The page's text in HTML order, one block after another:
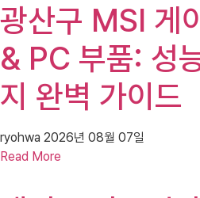
광산구 MSI 게
& PC 부품: 성
지 완벽 가이드
ryohwa 2026년 08월 07일
Read More